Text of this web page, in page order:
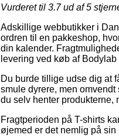
Vurderet til 3.7ud af 5
Adskillige webbutikker i
ordren til en pakkeshop,
din kalender.
levering ved køb af
Du burde tillige udse dig at
smule dyrere, men
du selv henter
Fragtperioden på T-shirts
øjemed er det nemlig på